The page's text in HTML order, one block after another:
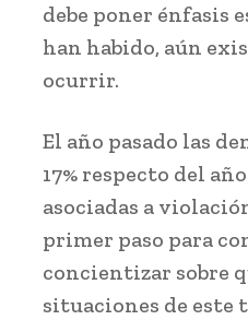
debe poner énfasis
han habido, aún
ocurrir.
El año pasado las
17% respecto del
asociadas a
primer paso para
concientizar sobre
situaciones de